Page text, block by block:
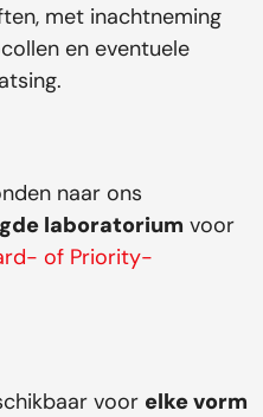
met inachtneming
en eventuele
naar ons
laboratorium voor
of Priority-
voor elke vorm